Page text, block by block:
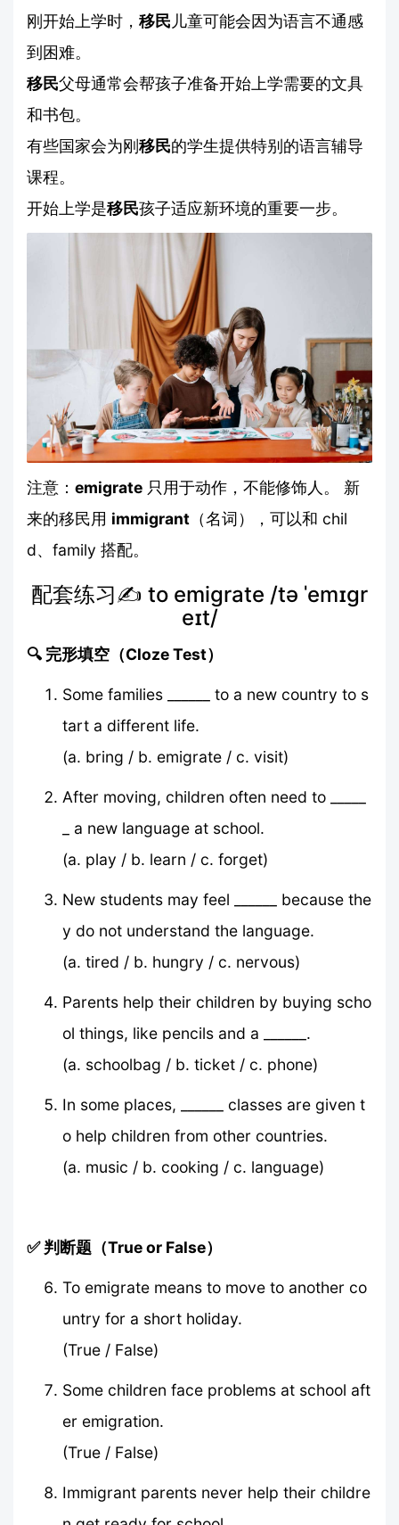
刚开始上学时， 移民 儿童可能会因为语言不通感
到困难。
移民父母通常会帮孩子准备开始上学需要的文具
和书包。
有些国家会为刚移民的学生提供特别的语言辅导
课程。
开始上学是移民孩子适应新环境的重要一步。
注意： emigrate 只用于动作，不能修饰人。 新
来的移民用 immigrant （名词），可以和 chil
d、family 搭配。
配套练习✍ to emigrate /tə ˈemɪɡr
eɪt/
🔍 完形填空（Cloze Test）
Some families ______ to a new country to s
tart a different life.
(a. bring / b. emigrate / c. visit)
After moving, children often need to _____
_ a new language at school.
(a. play / b. learn / c. forget)
New students may feel ______ because the
y do not understand the language.
(a. tired / b. hungry / c. nervous)
Parents help their children by buying scho
ol things, like pencils and a ______.
(a. schoolbag / b. ticket / c. phone)
In some places, ______ classes are given t
o help children from other countries.
(a. music / b. cooking / c. language)
✅ 判断题（True or False）
To emigrate means to move to another co
untry for a short holiday.
(True / False)
Some children face problems at school aft
er emigration.
(True / False)
Immigrant parents never help their childre